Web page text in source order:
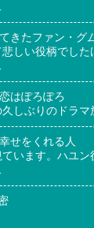
きたファン・グ
しい役柄でした
恋はぽろぽろ
しぶりのドラマ
幸せをくれる人
います。ハユン